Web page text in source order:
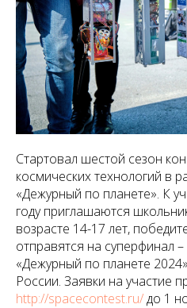
Стартовал шестой сезон
космических технологий в
«Дежурный по планете». К
году приглашаются
возрасте 14-17 лет,
отправятся на суперфинал
«Дежурный по планете
России. Заявки на участие
http://spacecontest.ru/до 1